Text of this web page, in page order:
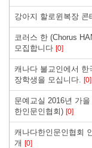
강아지 할로윈복장 콘
코러스 한 (Chorus
모집합니다 [0]
캐나다 불교인에서 한
장학생을 모십니다. [0]
문예교실 2016년 가
한인문인협회) [0]
캐나다한인문인협회
개 [0]